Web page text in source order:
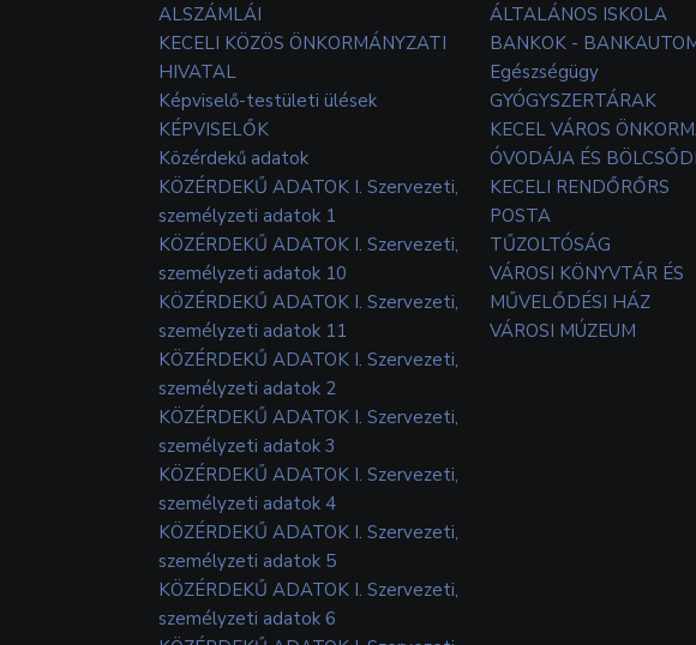
ALSZÁMLÁI
KECELI KÖZÖS ÖNKORMÁNYZATI
HIVATAL
Képviselő-testületi ülések
KÉPVISELŐK
Közérdekű adatok
KÖZÉRDEKŰ ADATOK I. Szervezeti,
személyzeti adatok 1
KÖZÉRDEKŰ ADATOK I. Szervezeti,
személyzeti adatok 10
KÖZÉRDEKŰ ADATOK I. Szervezeti,
személyzeti adatok 11
KÖZÉRDEKŰ ADATOK I. Szervezeti,
személyzeti adatok 2
KÖZÉRDEKŰ ADATOK I. Szervezeti,
személyzeti adatok 3
KÖZÉRDEKŰ ADATOK I. Szervezeti,
személyzeti adatok 4
KÖZÉRDEKŰ ADATOK I. Szervezeti,
személyzeti adatok 5
KÖZÉRDEKŰ ADATOK I. Szervezeti,
személyzeti adatok 6
ÁLTALÁNOS ISKOLA
BANKOK -
Egészségügy
GYÓGYSZERTÁRAK
KECEL VÁROS
ÓVODÁJA ÉS
KECELI RENDŐRŐRS
POSTA
TŰZOLTÓSÁG
VÁROSI KÖNYVTÁR ÉS
MŰVELŐDÉSI HÁZ
VÁROSI MÚZEUM